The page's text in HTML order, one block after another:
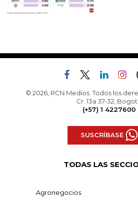
© 2026, RCN Medios. Todos los
Cr. 13a 37-32,
(+57) 1 4227600
SUSCRÍBASE
TODAS LAS
Agronegocios